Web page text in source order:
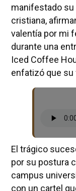
manifestado su
cristiana,
valentía por mi
durante una
Iced Coffee
enfatizó que su
El trágico
por su postura
campus
con un cartel